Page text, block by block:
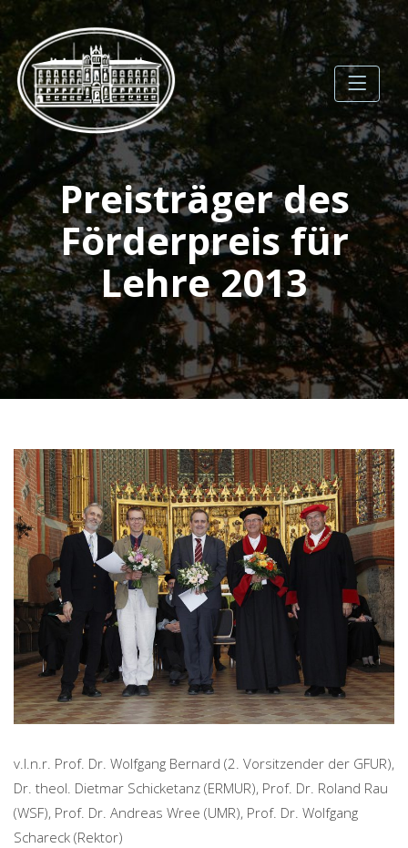
Skip
content
Gesellschaft der
Förderer der
Universität Rostock e.V.
Preisträger des
Förderpreis für
Lehre 2013
v.l.n.r. Prof. Dr. Wolfgang Bernard (2. Vorsitzender der GFUR),
Dr. theol. Dietmar Schicketanz (ERMUR), Prof. Dr. Roland Rau
(WSF), Prof. Dr. Andreas Wree (UMR), Prof. Dr. Wolfgang
Schareck (Rektor)